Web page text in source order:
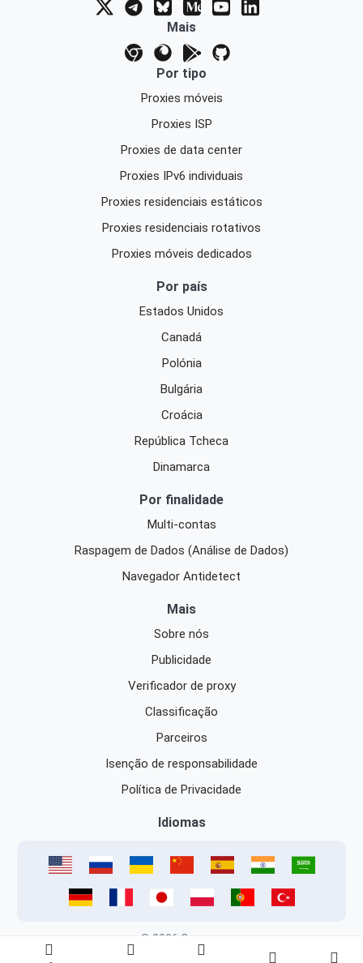
Mais
Por tipo
Proxies móveis
Proxies ISP
Proxies de data center
Proxies IPv6 individuais
Proxies residenciais estáticos
Proxies residenciais rotativos
Proxies móveis dedicados
Por país
Estados Unidos
Canadá
Polónia
Bulgária
Croácia
República Tcheca
Dinamarca
Por finalidade
Multi-contas
Raspagem de Dados (Análise de Dados)
Navegador Antidetect
Mais
Sobre nós
Publicidade
Verificador de proxy
Classificação
Parceiros
Isenção de responsabilidade
Política de Privacidade
Idiomas
© 2026 Caproxy